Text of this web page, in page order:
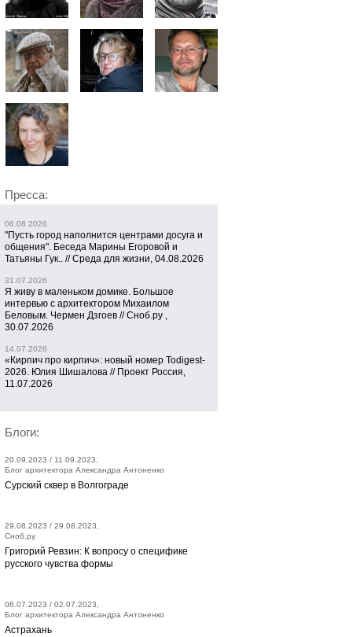
Пресса:
06.08.2026
"Пусть город наполнится центрами досуга и
общения". Беседа Марины Егоровой и
Татьяны Гук.. // Среда для жизни, 04.08.2026
31.07.2026
Я живу в маленьком домике. Большое
интервью с архитектором Михаилом
Беловым. Чермен Дзгоев // Сноб.ру ,
30.07.2026
14.07.2026
«Кирпич про кирпич»: новый номер Todigest-
2026. Юлия Шишалова // Проект Россия,
11.07.2026
Блоги:
20.09.2023 / 11.09.2023,
Блог архитектора Александра Антоненко
Сурский сквер в Волгограде
29.08.2023 / 29.08.2023,
Сноб.ру
Григорий Ревзин: К вопросу о специфике
русского чувства формы
06.07.2023 / 02.07.2023,
Блог архитектора Александра Антоненко
Астрахань